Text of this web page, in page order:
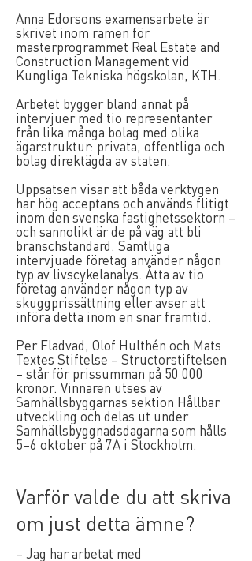
Anna Edorsons examensarbete är
skrivet inom ramen för
masterprogrammet Real Estate and
Construction Management vid
Kungliga Tekniska högskolan, KTH.
Arbetet bygger bland annat på
intervjuer med tio representanter
från lika många bolag med olika
ägarstruktur: privata, offentliga och
bolag direktägda av staten.
Uppsatsen visar att båda verktygen
har hög acceptans och används flitigt
inom den svenska fastighetssektorn –
och sannolikt är de på väg att bli
branschstandard. Samtliga
intervjuade företag använder någon
typ av livscykelanalys. Åtta av tio
företag använder någon typ av
skuggprissättning eller avser att
införa detta inom en snar framtid.
Per Fladvad, Olof Hulthén och Mats
Textes Stiftelse – Structorstiftelsen
– står för prissumman på 50 000
kronor. Vinnaren utses av
Samhällsbyggarnas sektion Hållbar
utveckling och delas ut under
Samhällsbyggnadsdagarna som hålls
5–6 oktober på 7A i Stockholm.
Varför valde du att skriva
om just detta ämne?
– Jag har arbetat med